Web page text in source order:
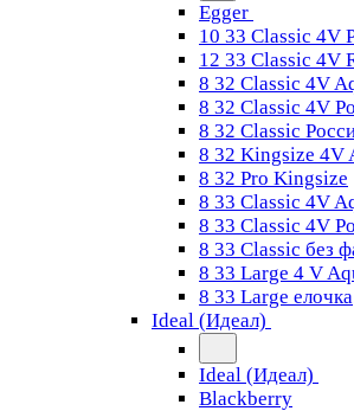
Egger
10 33 Classic 4V
12 33 Classic 4V
8 32 Classic 4V
8 32 Classic 4V
8 32 Classic
8 32 Kingsize 4V
8 32 Pro Kingsize
8 33 Classic 4V
8 33 Classic 4V
8 33 Classic без
8 33 Large 4 V
8 33 Large елочка
Ideal (Идеал)
Ideal (Идеал)
Blackberry